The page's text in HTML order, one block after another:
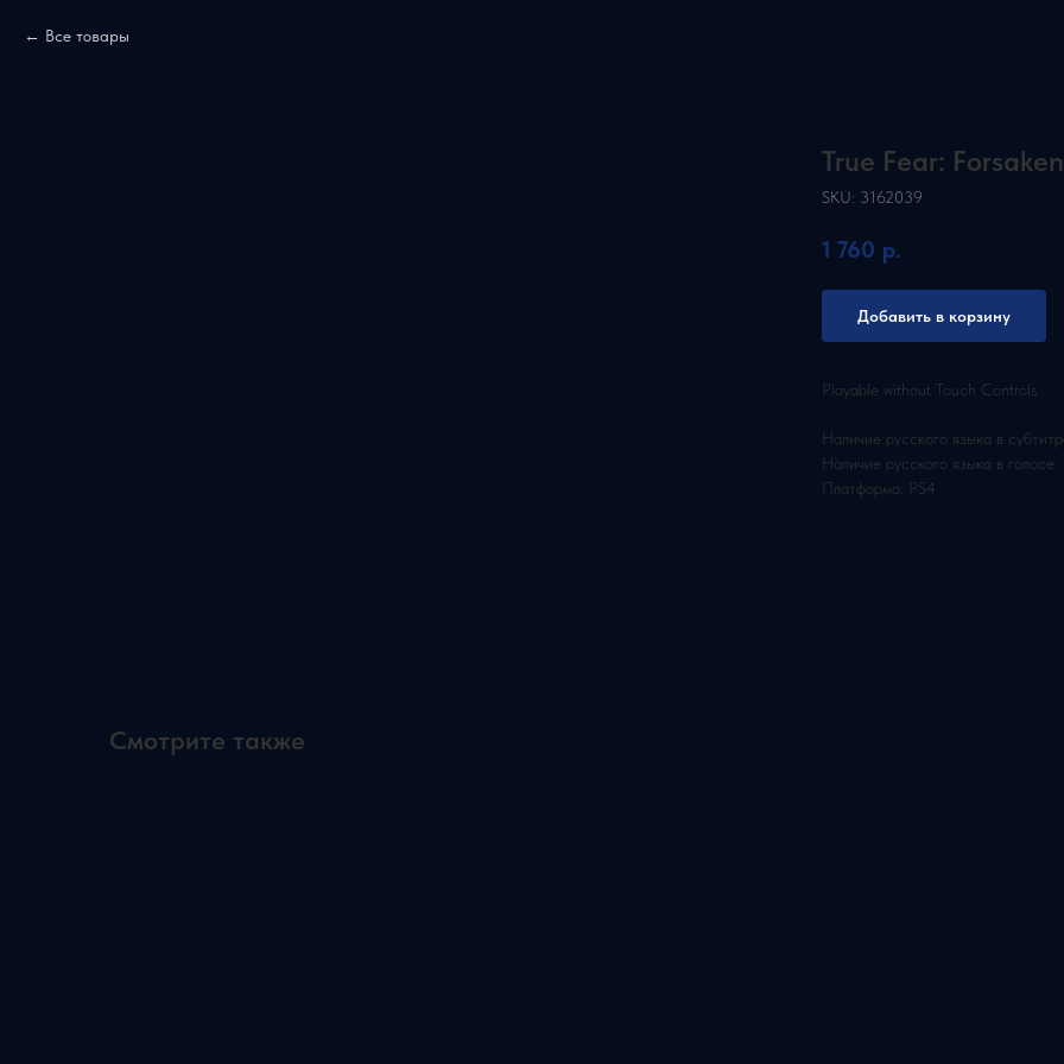
Все товары
True Fear:
SKU: 3162039
1 760 р.
Добавить в корзину
Playable without Touch Controls
Наличие русского языка в
Наличие русского языка в
Платформа: PS4
Смотрите также